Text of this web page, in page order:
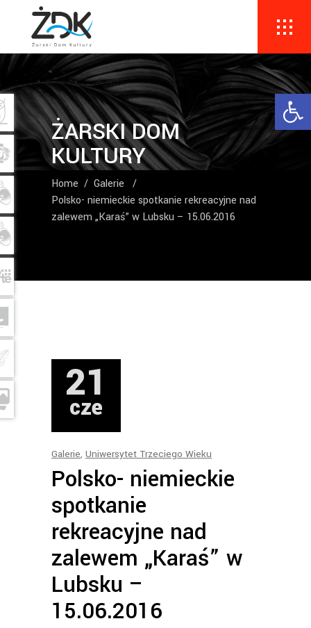
ŻARSKI DOM
KULTURY
Home / Galerie
/
Polsko- niemieckie spotkanie rekreacyjne nad
zalewem „Karaś” w Lubsku – 15.06.2016
21
cze
Galerie, Uniwersytet Trzeciego Wieku
Polsko- niemieckie
spotkanie
rekreacyjne nad
zalewem „Karaś” w
Lubsku –
15.06.2016